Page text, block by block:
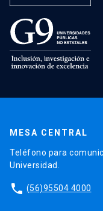
MESA CENTRAL
Teléfono para
Universidad.
phone (56)95504 4000